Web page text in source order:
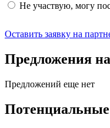
Не участвую, могу
Оставить заявку на
Предложения
Предложений еще нет